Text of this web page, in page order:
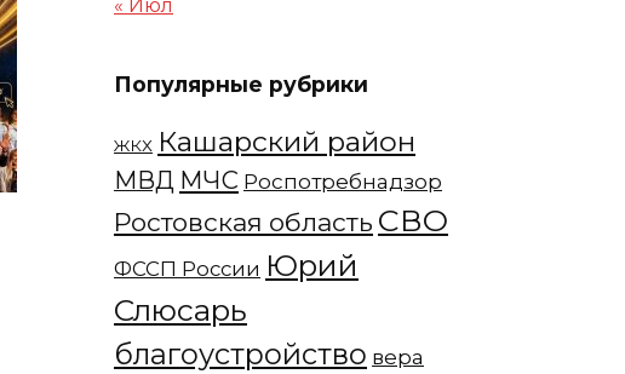
« Июл
Популярные рубрики
ЖКХ Кашарский район
МВД МЧС Роспотребнадзор
Ростовская область СВО
ФССП России Юрий
Слюсарь
благоустройство вера